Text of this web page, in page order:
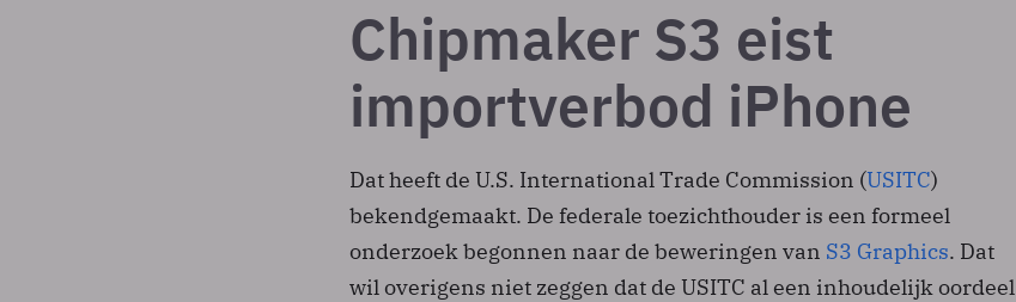
Chipmaker S3 eist
importverbod iPhone
Dat heeft de U.S. International Trade Commission (USITC)
bekendgemaakt. De federale toezichthouder is een formeel
onderzoek begonnen naar de beweringen van S3 Graphics. Dat
wil overigens niet zeggen dat de USITC al een inhoudelijk oordeel